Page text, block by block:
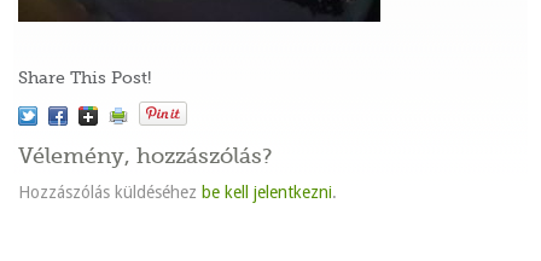
Share This Post!
Vélemény, hozzászólás?
Hozzászólás küldéséhez be kell jelentkezni.